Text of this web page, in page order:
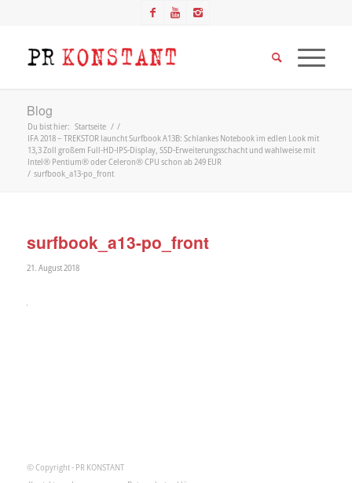
Blog
Du bist hier: Startseite / /
IFA 2018 – TREKSTOR launcht Surfbook A13B: Schlankes Notebook im edlen Look mit
13,3 Zoll großem Full-HD-IPS-Display, SSD-Erweiterungsschacht und wahlweise mit
Intel® Pentium® oder Celeron® CPU schon ab 249 EUR
/ surfbook_a13-po_front
surfbook_a13-po_front
21. August 2018
© Copyright - PR KONSTANT